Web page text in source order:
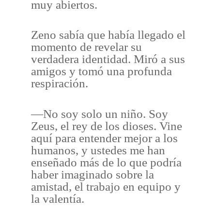
muy abiertos.
Zeno sabía que había llegado el
momento de revelar su
verdadera identidad. Miró a sus
amigos y tomó una profunda
respiración.
—No soy solo un niño. Soy
Zeus, el rey de los dioses. Vine
aquí para entender mejor a los
humanos, y ustedes me han
enseñado más de lo que podría
haber imaginado sobre la
amistad, el trabajo en equipo y
la valentía.